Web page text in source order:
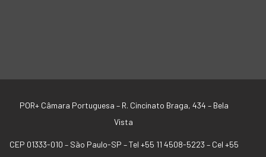
POR+ Câmara Portuguesa – R. Cincinato Braga, 434 – Bela
Vista
CEP 01333-010 – São Paulo-SP –Tel +55 11 4508-5223 – Cel +55